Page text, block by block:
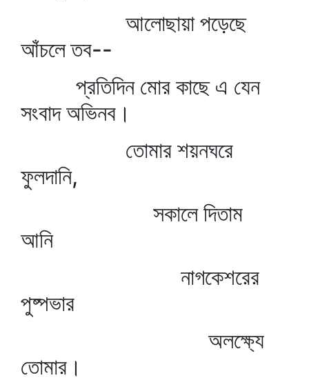
আলোছায়া পড়েছে
আঁচলে তব--
প্রতিদিন মোর কাছে এ যেন
সংবাদ অভিনব।
তোমার শয়নঘরে
ফুলদানি,
সকালে দিতাম
আনি
নাগকেশরের
পুষ্পভার
অলক্ষ্যে
তোমার।